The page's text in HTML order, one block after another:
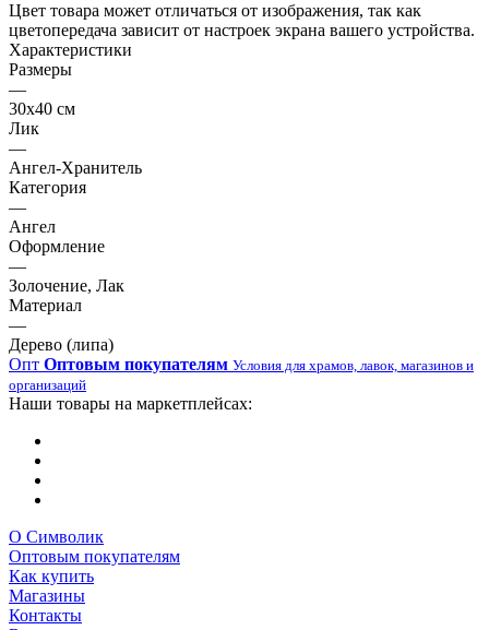
Цвет товара может отличаться от изображения, так как
цветопередача зависит от настроек экрана вашего устройства.
Характеристики
Размеры
—
30х40 см
Лик
—
Ангел-Хранитель
Категория
—
Ангел
Оформление
—
Золочение, Лак
Материал
—
Дерево (липа)
Опт Оптовым покупателям Условия для храмов, лавок, магазинов и
организаций
Наши товары на маркетплейсах:
О Символик
Оптовым покупателям
Как купить
Магазины
Контакты